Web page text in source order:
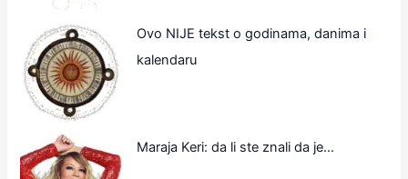
Ovo NIJE tekst o godinama, danima i
kalendaru
Maraja Keri: da li ste znali da je…